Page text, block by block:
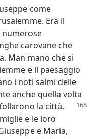
come
Era il
numerose
carovane che
Man mano che si
e il paesaggio
i noti salmi delle
anche quella volta
la città.
e le loro
e Maria,